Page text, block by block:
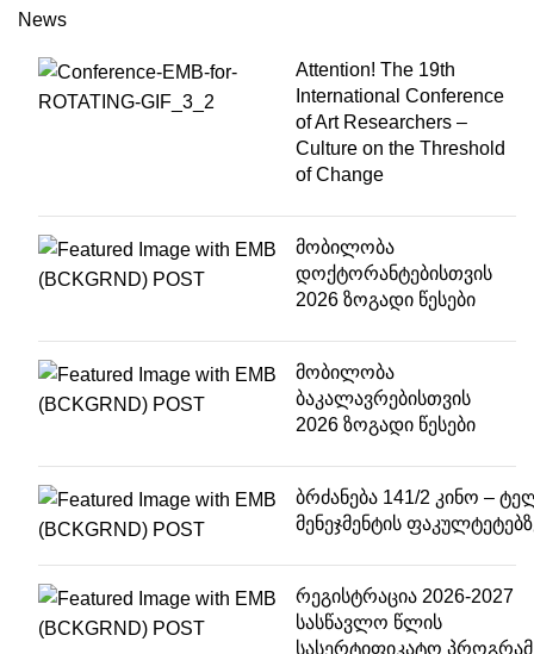
News
Attention! The 19th
International Conference
of Art Researchers –
Culture on the Threshold
of Change
მობილობა
დოქტორანტებისთვის
2026 ზოგადი წესები
მობილობა
ბაკალავრებისთვის
2026 ზოგადი წესები
ბრძანება 141/2 კინო –
მენეჯმენტის
რეგისტრაცია 2026-2027
სასწავლო წლის
სასერტიფიკატო